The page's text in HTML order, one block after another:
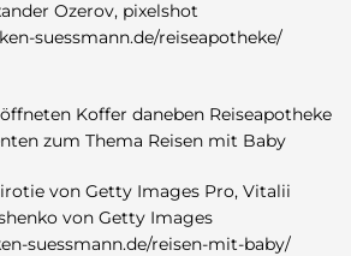
Ozerov, pixelshot
suessmann.de/reiseapotheke/
von Getty Images Pro, Vitalii
von Getty Images
suessmann.de/reisen-mit-baby/